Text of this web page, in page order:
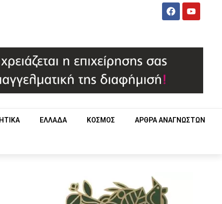
ΕΛΛΑΔΑ ΚΟΣΜΟΣ ΑΡΘΡΑ ΑΝΑΓΝΩΣΤΩΝ